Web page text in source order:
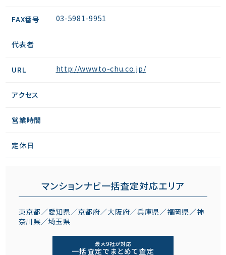
FAX番号 03-5981-9951
代表者
URL http://www.to-chu.co.jp/
アクセス
営業時間
定休日
マンションナビ一括査定対応エリア
東京都／愛知県／京都府／大阪府／兵庫県／福岡県／神
奈川県／埼玉県
最大9社が対応
一括査定でまとめて査定